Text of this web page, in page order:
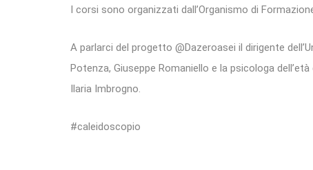
I corsi sono organizzati dall’Organismo di
A parlarci del progetto @Dazeroasei il dirigente
Potenza, Giuseppe Romaniello e la psicologa
Ilaria Imbrogno.
#caleidoscopio